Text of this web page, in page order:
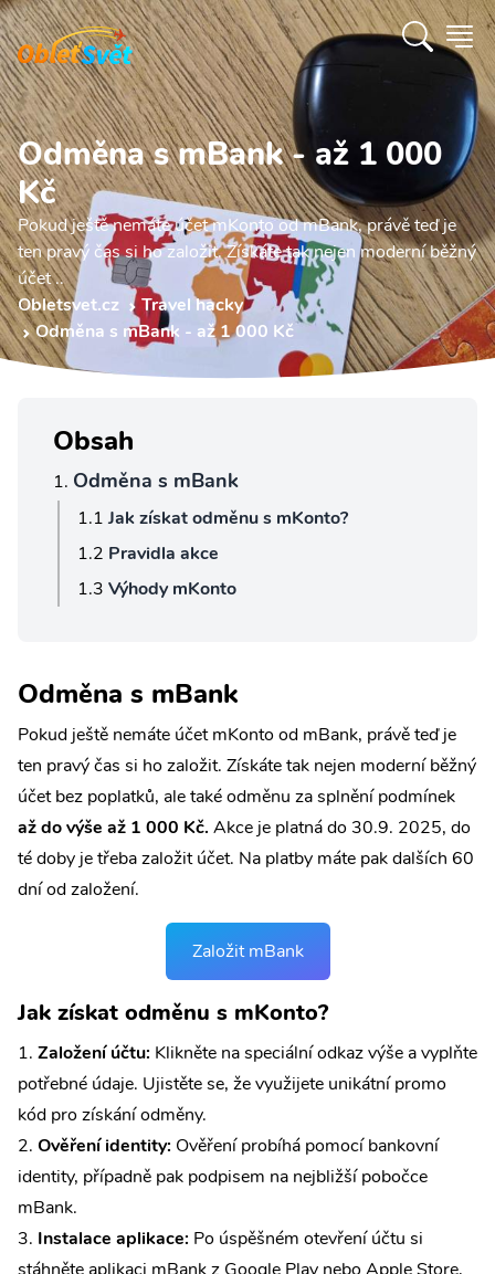
Odměna s mBank - až 1 000
Kč
Pokud ještě nemáte účet mKonto od mBank, právě teď je
ten pravý čas si ho založit. Získáte tak nejen moderní běžný
účet ..
Obletsvet.cz
Travel hacky
Odměna s mBank - až 1 000 Kč
Obsah
Odměna s mBank
Jak získat odměnu s mKonto?
Pravidla akce
Výhody mKonto
Odměna s mBank
Pokud ještě nemáte účet mKonto od mBank, právě teď je
ten pravý čas si ho založit. Získáte tak nejen moderní běžný
účet bez poplatků, ale také odměnu za splnění podmínek
až do výše až 1 000 Kč. Akce je platná do 30.9. 2025, do
té doby je třeba založit účet. Na platby máte pak dalších 60
dní od založení.
Založit mBank
Jak získat odměnu s mKonto?
Založení účtu: Klikněte na speciální odkaz výše a vyplňte
potřebné údaje. Ujistěte se, že využijete unikátní promo
kód pro získání odměny.
Ověření identity: Ověření probíhá pomocí bankovní
identity, případně pak podpisem na nejbližší pobočce
mBank.
Instalace aplikace: Po úspěšném otevření účtu si